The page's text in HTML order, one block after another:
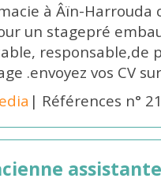
à Âïn-Harrouda
un stagepré
.envoyez vos CV
| Références n°